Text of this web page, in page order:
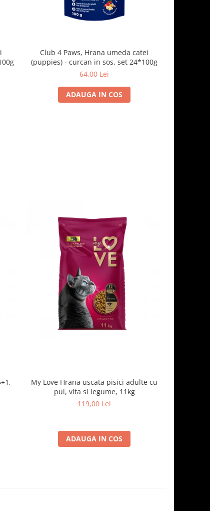
Club 4 Paws, Hrana umeda catei
(puppies) - curcan in sos, set 24*100g
64,00 Lei
ADAUGA IN COS
My Love Hrana uscata pisici adulte cu
pui, vita si legume, 11kg
119,00 Lei
ADAUGA IN COS